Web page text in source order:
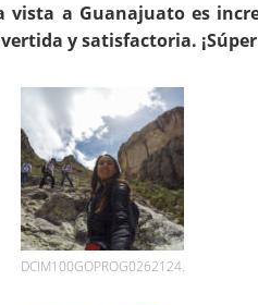
vista a Guanajuato es
y satisfactoria.
DCIM100GOPROG0262124.